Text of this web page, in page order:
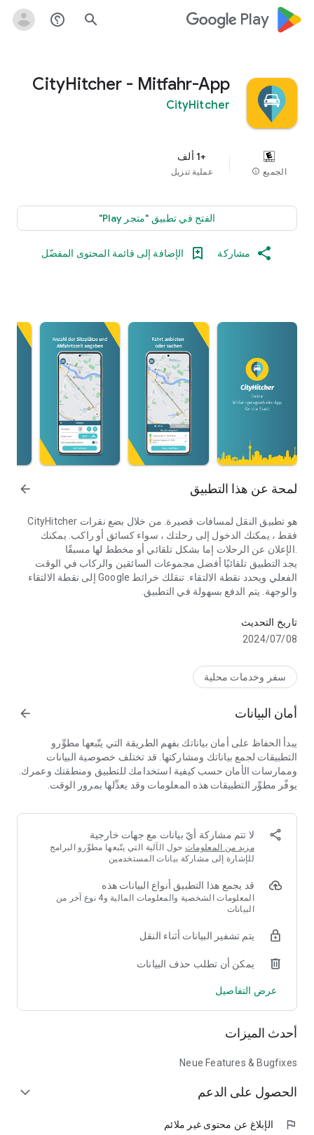
google_logo Play
search
help_outline
CityHitcher - Mitfahr-App
CityHitcher
الجميع info
+1 ألف
عملية تنزيل
الفتح في تطبيق "متجر Play"
مشاركة الإضافة إلى قائمة المحتوى المفضّل
لمحة عن هذا التطبيق arrow_forward
CityHitcher هو تطبيق النقل لمسافات قصيرة. من خلال بضع نقرات
فقط ، يمكنك الدخول إلى رحلتك ، سواء كسائق أو راكب. يمكنك
يجد التطبيق تلقائيًا أفضل مجموعات السائقين والركاب في الوقت
الفعلي ويحدد نقطة الالتقاء. تنقلك خرائط Google إلى نقطة الالتقاء
والوجهة. يتم الدفع بسهولة في التطبيق.
وانبعاثات ثاني أكسيد الكربون بشكل كبير ، كما يتطلب الأمر عددًا أقل
من أماكن وقوف السيارات. يمكنك أيضًا مشاركة تكاليف السفر
تاريخ التحديث
08‏/07‏/2024
سفر وخدمات محلية
أمان البيانات arrow_forward
يبدأ الحفاظ على أمان بياناتك بفهم الطريقة التي يتّبعها مطوِّرو
التطبيقات لجمع بياناتك ومشاركتها. قد تختلف خصوصية البيانات
وممارسات الأمان حسب كيفية استخدامك للتطبيق ومنطقتك وعمرك.
يوفّر مطوِّر التطبيقات هذه المعلومات وقد يعدِّلها بمرور الوقت.
لا تتم مشاركة أيّ بيانات مع جهات خارجية
مزيد من المعلومات حول الآلية التي يتّبعها مطوِّرو البرامج
للإشارة إلى مشاركة بيانات المستخدمين
قد يجمع هذا التطبيق أنواع البيانات هذه
المعلومات الشخصية والمعلومات المالية و4 نوع آخر من
البيانات
يتم تشفير البيانات أثناء النقل
يمكن أن تطلب حذف البيانات
عرض التفاصيل
أحدث الميزات
Neue Features & Bugfixes
الحصول على الدعم expand_more
flag الإبلاغ عن محتوى غير ملائم